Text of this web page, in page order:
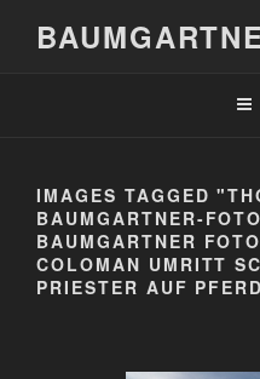
IMAGES TAGGED
BAUMGARTNER-
BAUMGARTNER
COLOMAN UMRITT
PRIESTER AUF